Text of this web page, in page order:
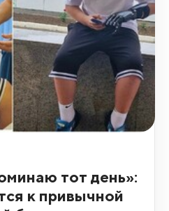
тот день»:
к привычной